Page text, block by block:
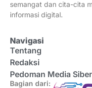
semangat dan cita-cita
informasi digital.
Navigasi
Tentang
Redaksi
Pedoman Media Siber
Bagian dari: